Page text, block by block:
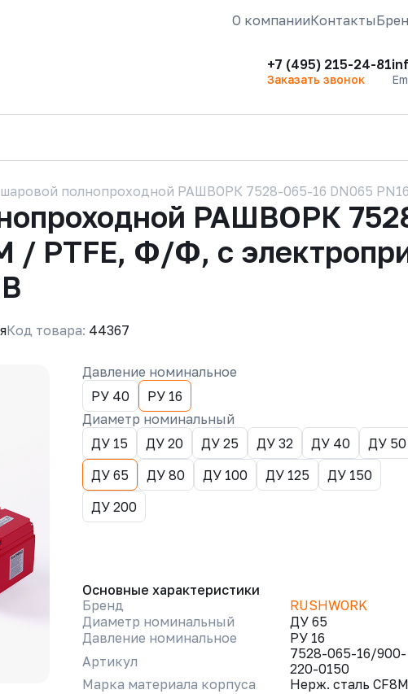
О компанииКонтакты
+7 (495) 215-24-81
Заказать звонок
полнопроходной РАШВОРК 7528-065-16 DN065
РАШВОРК
/ PTFE, Ф/Ф, с
Код товара: 44367
Давление номинальное
РУ 40
РУ 16
Диаметр номинальный
ДУ 15
ДУ 20 ДУ 25 ДУ 32 ДУ 40
ДУ 50
ДУ 65
ДУ 80 ДУ 100 ДУ 125
ДУ 150
ДУ 200
Основные характеристики
Бренд
RUSHWORK
Диаметр номинальный
ДУ 65
Давление номинальное
РУ 16
Артикул
7528-065-16/900-
220-0150
Марка материала корпуса
Нерж. сталь CF8M